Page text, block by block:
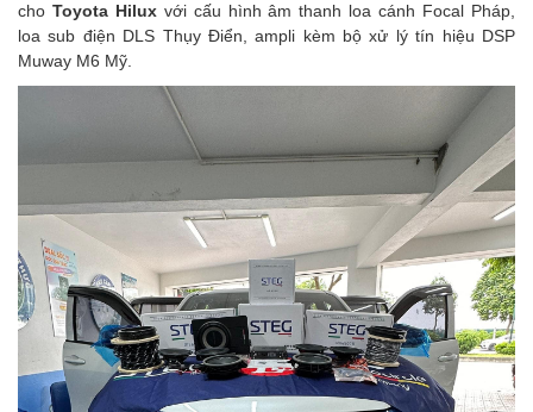
cho Toyota Hiluxvới cấu hình âm thanh loa cánh Focal Pháp,
loa sub điện DLS Thụy Điển, ampli kèm bộ xử lý tín hiệu DSP
Muway M6 Mỹ.